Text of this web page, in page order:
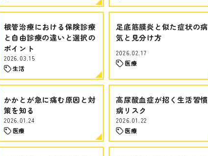
根管治療における保険診療
と自由診療の違いと選択の
ポイント
2026.03.15
生活
足底筋膜炎と似た症状の病
気と見分け方
2026.02.17
医療
かかとが急に痛む原因と対
策を知る
2026.01.24
医療
高尿酸血症が招く生活習慣
病リスク
2026.01.22
医療